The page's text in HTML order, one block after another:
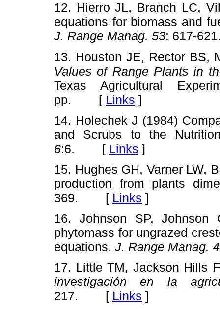
12. Hierro JL, Branch LC,
equations for biomass and
J. Range Manag. 53: 617-
13. Houston JE, Rector BS,
Values of Range Plants in
Texas Agricultural
pp. [ Links ]
14. Holechek J (1984)
and Scrubs to the
6:6. [ Links ]
15. Hughes GH, Varner LW,
production from plants
369. [ Links ]
16. Johnson SP,
phytomass for ungrazed
equations. J. Range Manag.
17. Little TM, Jackson Hills
investigación en la
217. [ Links ]